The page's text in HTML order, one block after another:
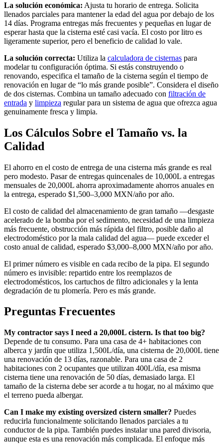
La solución económica: Ajusta tu horario de entrega. Solicita
llenados parciales para mantener la edad del agua por debajo de los
14 días. Programa entregas más frecuentes y pequeñas en lugar de
esperar hasta que la cisterna esté casi vacía. El costo por litro es
ligeramente superior, pero el beneficio de calidad lo vale.
La solución correcta: Utiliza la calculadora de cisternas para
modelar tu configuración óptima. Si estás construyendo o
renovando, especifica el tamaño de la cisterna según el tiempo de
renovación en lugar de “lo más grande posible”. Considera el diseño
de dos cisternas. Combina un tamaño adecuado con filtración de
entrada y limpieza regular para un sistema de agua que ofrezca agua
genuinamente fresca y limpia.
Los Cálculos Sobre el Tamaño vs. la
Calidad
El ahorro en el costo de entrega de una cisterna más grande es real
pero modesto. Pasar de entregas quincenales de 10,000L a entregas
mensuales de 20,000L ahorra aproximadamente ahorros anuales en
la entrega, esperado $1,500–3,000 MXN/año por año.
El costo de calidad del almacenamiento de gran tamaño —desgaste
acelerado de la bomba por el sedimento, necesidad de una limpieza
más frecuente, obstrucción más rápida del filtro, posible daño al
electrodoméstico por la mala calidad del agua— puede exceder el
costo anual de calidad, esperado $3,000–8,000 MXN/año por año.
El primer número es visible en cada recibo de la pipa. El segundo
número es invisible: repartido entre los reemplazos de
electrodomésticos, los cartuchos de filtro adicionales y la lenta
degradación de tu plomería. Pero es más grande.
Preguntas Frecuentes
My contractor says I need a 20,000L cistern. Is that too big?
Depende de tu consumo. Para una casa de 4+ habitaciones con
alberca y jardín que utiliza 1,500L/día, una cisterna de 20,000L tiene
una renovación de 13 días, razonable. Para una casa de 2
habitaciones con 2 ocupantes que utilizan 400L/día, esa misma
cisterna tiene una renovación de 50 días, demasiado larga. El
tamaño de la cisterna debe ser acorde a tu hogar, no al máximo que
el terreno pueda albergar.
Can I make my existing oversized cistern smaller? Puedes
reducirla funcionalmente solicitando llenados parciales a tu
conductor de la pipa. También puedes instalar una pared divisoria,
aunque esta es una renovación más complicada. El enfoque más